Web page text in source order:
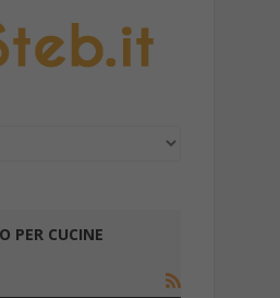
PER CUCINE